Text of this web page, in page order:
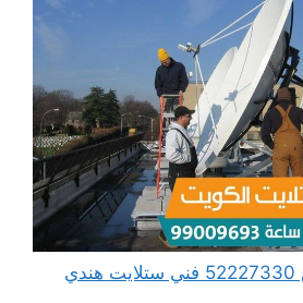
فني ستلايت المطلاع 52227330 فني ستلايت هندي